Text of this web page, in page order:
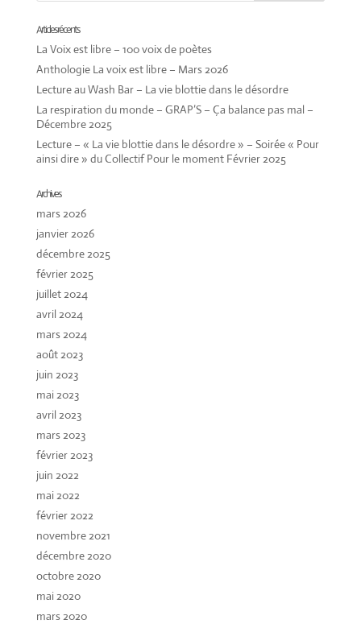
Articles récents
La Voix est libre – 100 voix de poètes
Anthologie La voix est libre – Mars 2026
Lecture au Wash Bar – La vie blottie dans le désordre
La respiration du monde – GRAP’S – Ça balance pas mal –
Décembre 2025
Lecture – « La vie blottie dans le désordre » – Soirée « Pour
ainsi dire » du Collectif Pour le moment Février 2025
Archives
mars 2026
janvier 2026
décembre 2025
février 2025
juillet 2024
avril 2024
mars 2024
août 2023
juin 2023
mai 2023
avril 2023
mars 2023
février 2023
juin 2022
mai 2022
février 2022
novembre 2021
décembre 2020
octobre 2020
mai 2020
mars 2020